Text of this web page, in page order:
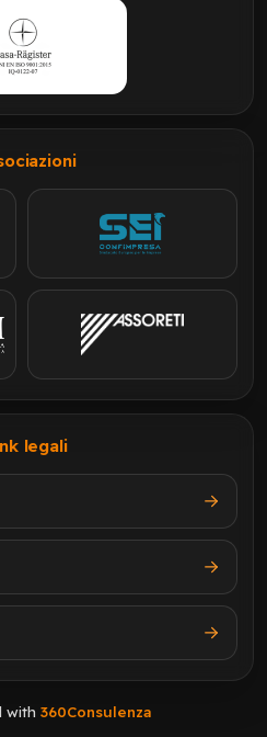
legali
with 360Consulenza